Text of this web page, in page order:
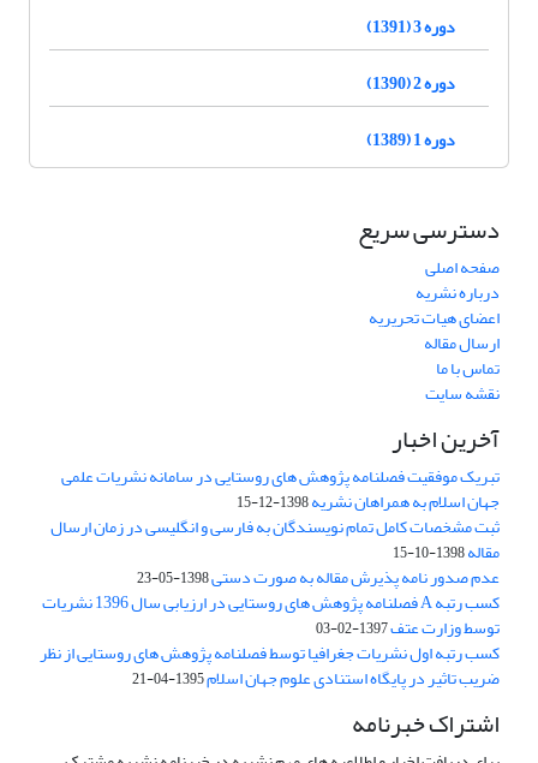
دوره 3 (1391)
دوره 2 (1390)
دوره 1 (1389)
دسترسی سریع
صفحه اصلی
درباره نشریه
اعضای هیات تحریریه
ارسال مقاله
تماس با ما
نقشه سایت
آخرین اخبار
تبریک موفقیت فصلنامه پژوهش های روستایی در سامانه نشریات علمی
جهان اسلام به همراهان نشریه1398-12-15
ثبت مشخصات کامل تمام نویسندگان به فارسی و انگلیسی در زمان ارسال
مقاله1398-10-15
عدم صدور نامه پذیرش مقاله به صورت دستی1398-05-23
کسب رتبه A فصلنامه پژوهش های روستایی در ارزیابی سال 1396 نشریات
توسط وزارت عتف1397-02-03
کسب رتبه اول نشریات جغرافیا توسط فصلنامه پژوهش های روستایی از نظر
ضریب تاثیر در پایگاه استنادی علوم جهان اسلام1395-04-21
اشتراک خبرنامه